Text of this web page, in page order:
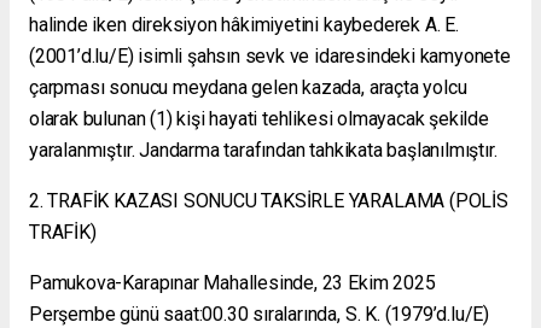
halinde iken direksiyon hâkimiyetini kaybederek A. E.
(2001’d.lu/E) isimli şahsın sevk ve idaresindeki kamyonete
çarpması sonucu meydana gelen kazada, araçta yolcu
olarak bulunan (1) kişi hayati tehlikesi olmayacak şekilde
yaralanmıştır. Jandarma tarafından tahkikata başlanılmıştır.
2. TRAFİK KAZASI SONUCU TAKSİRLE YARALAMA (POLİS
TRAFİK)
Pamukova-Karapınar Mahallesinde, 23 Ekim 2025
Perşembe günü saat:00.30 sıralarında, S. K. (1979’d.lu/E)